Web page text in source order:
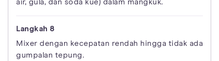
air, gula, dan soda kue) dalam mangkuk.
Mixer dengan kecepatan rendah hingga tidak ada
gumpalan tepung.